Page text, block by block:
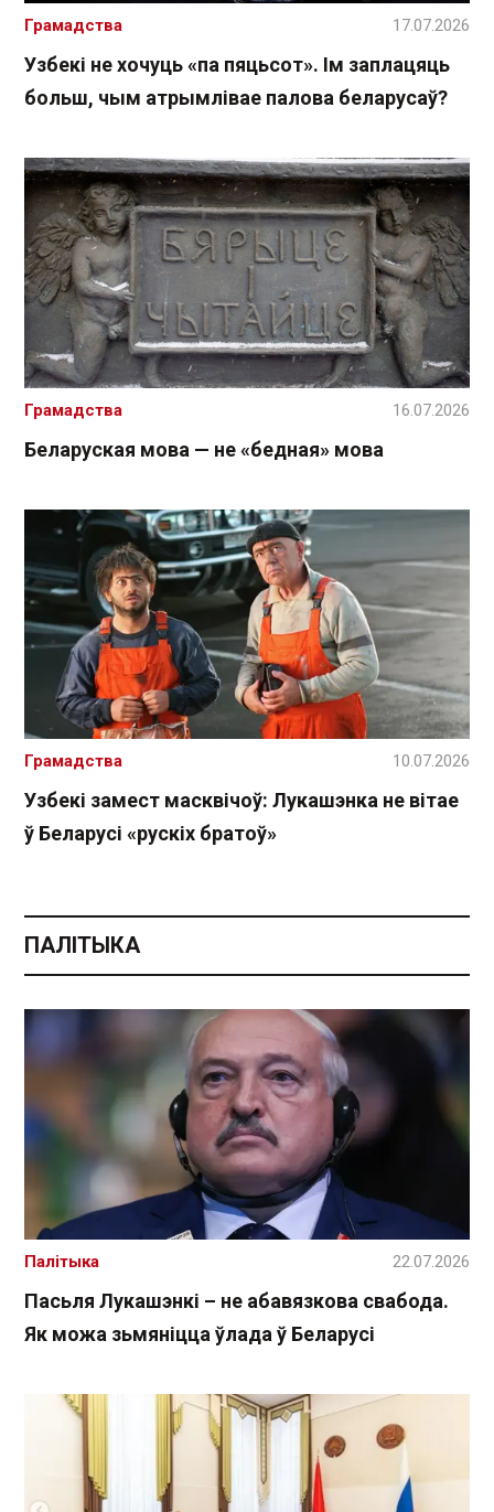
Узбекі не хочуць «па пяцьсот». Ім заплацяць
больш, чым атрымлівае палова беларусаў?
Грамадства 17.07.2026
Беларуская мова — не «бедная» мова
Грамадства 16.07.2026
Узбекі замест масквічоў: Лукашэнка не вітае
ў Беларусі «рускіх братоў»
Грамадства 10.07.2026
ПАЛІТЫКА
Пасьля Лукашэнкі – не абавязкова свабода.
Як можа зьмяніцца ўлада ў Беларусі
Палітыка 22.07.2026